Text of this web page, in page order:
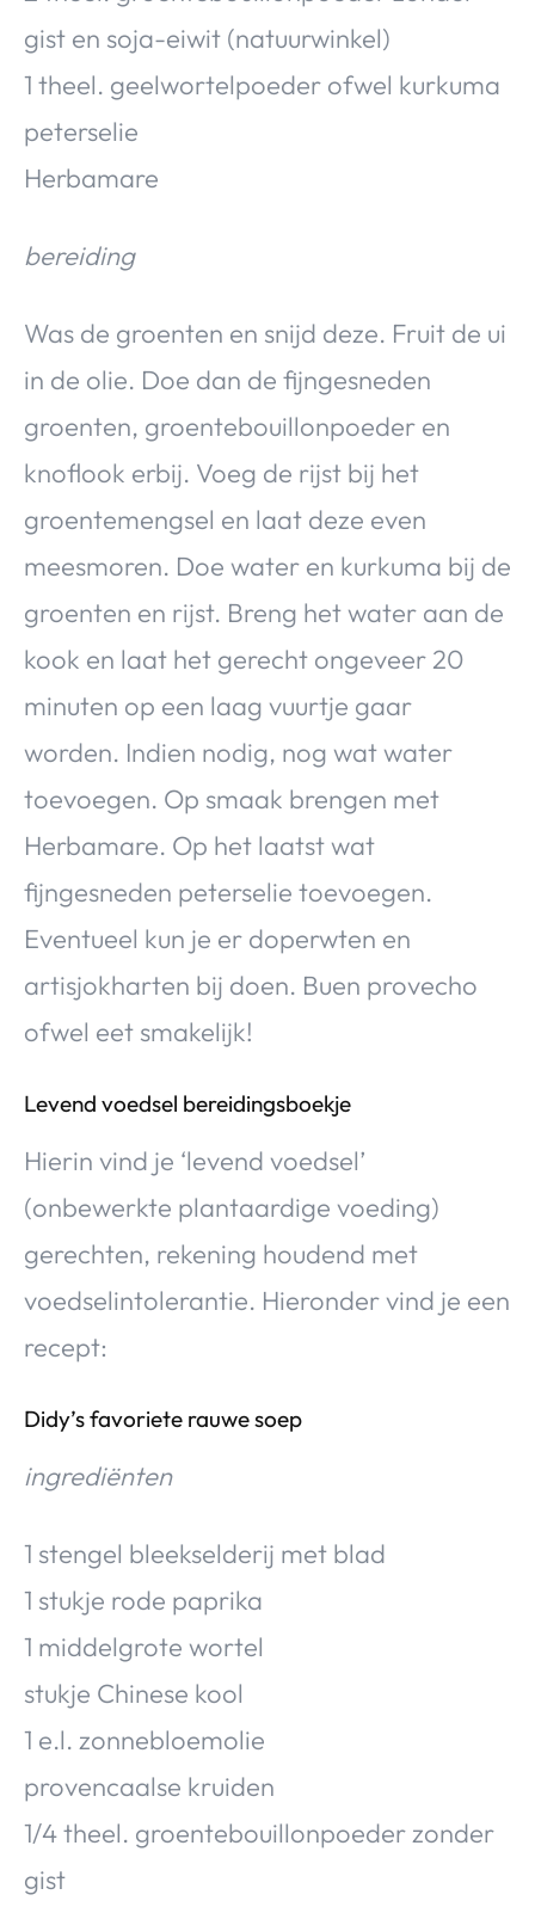
gist en soja-eiwit (natuurwinkel)
1 theel. geelwortelpoeder ofwel kurkuma
peterselie
Herbamare
bereiding
Was de groenten en snijd deze. Fruit de ui
in de olie. Doe dan de fijngesneden
groenten, groentebouillonpoeder en
knoflook erbij. Voeg de rijst bij het
groentemengsel en laat deze even
meesmoren. Doe water en kurkuma bij de
groenten en rijst. Breng het water aan de
kook en laat het gerecht ongeveer 20
minuten op een laag vuurtje gaar
worden. Indien nodig, nog wat water
toevoegen. Op smaak brengen met
Herbamare. Op het laatst wat
fijngesneden peterselie toevoegen.
Eventueel kun je er doperwten en
artisjokharten bij doen. Buen provecho
ofwel eet smakelijk!
Levend voedsel bereidingsboekje
Hierin vind je ‘levend voedsel’
(onbewerkte plantaardige voeding)
gerechten, rekening houdend met
voedselintolerantie. Hieronder vind je een
recept:
Didy’s favoriete rauwe soep
ingrediënten
1 stengel bleekselderij met blad
1 stukje rode paprika
1 middelgrote wortel
stukje Chinese kool
1 e.l. zonnebloemolie
provencaalse kruiden
1/4 theel. groentebouillonpoeder zonder
gist